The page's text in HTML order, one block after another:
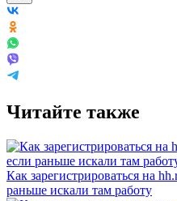
Читайте также
Как зарегистрироваться на
раньше искали там работу